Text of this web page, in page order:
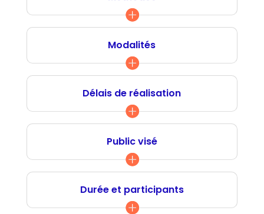
Modalités
Délais de réalisation
Public visé
Durée et participants